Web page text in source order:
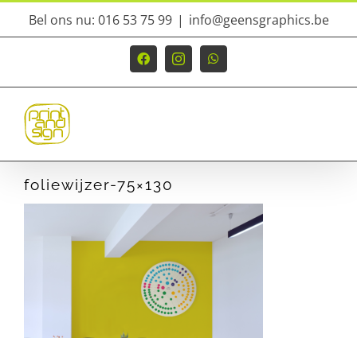
Ga
inhoud
Bel ons nu: 016 53 75 99 | info@geensgraphics.be
FacebookInstagramWhatsApp
foliewijzer-75×130